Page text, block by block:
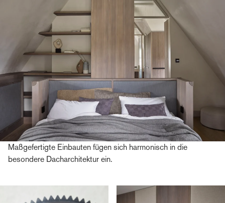
Maßgefertigte Einbauten fügen sich harmonisch in die
besondere Dacharchitektur ein.